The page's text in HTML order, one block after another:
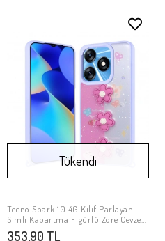
Stokta Yok
Tükendi
Tecno Spark 10 4G Kılıf Parlayan
Simli Kabartma Figürlü Zore Cevze
Kapak
353,90 TL